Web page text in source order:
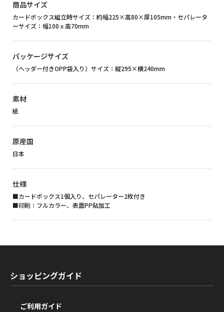
商品サイズ
カードボックス組立時サイズ：約幅225×高80×厚105mm・セパレータ
ーサイズ：幅100ｘ高70mm
パッケージサイズ
（ヘッダー付きOPP袋入り）サイズ：縦295×横240mm
素材
紙
原産国
日本
仕様
■カードボックス1個入り、セパレーター2枚付き
■印刷：フルカラー、表面PP貼加工
ショッピングガイド
ご利用ガイド